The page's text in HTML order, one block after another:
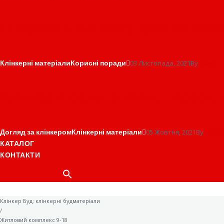
Клінкерні матеріалиКорисні поради 03 Листопада, 2021By
Догляд за клінкеромКлінкерні матеріали 05 Жовтня, 2021By
КАТАЛОГ
КОНТАКТИ
Клінкер Буд: клінкерні будматеріали
/
Житловий комплекс 9-18